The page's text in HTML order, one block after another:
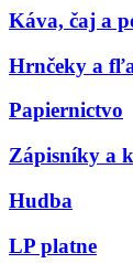
Káva, čaj a
Hrnčeky a
Papiernictvo
Zápisníky a
Hudba
LP platne